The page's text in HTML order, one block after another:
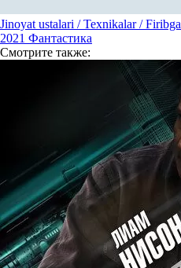
Jinoyat ustalari / Texnikalar /
2021 Фантастика
Смотрите также: